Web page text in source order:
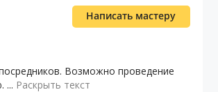
Написать мастеру
Возможно проведение
... Раскрыть текст